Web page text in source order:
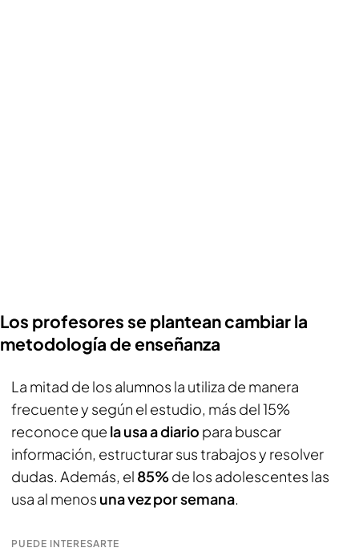
Los profesores se plantean cambiar la
metodología de enseñanza
La mitad de los alumnos la utiliza de manera
frecuente y según el estudio, más del 15%
reconoce que la usa a diario para buscar
información, estructurar sus trabajos y resolver
dudas. Además, el 85%de los adolescentes las
usa al menos una vez por semana.
PUEDE INTERESARTE